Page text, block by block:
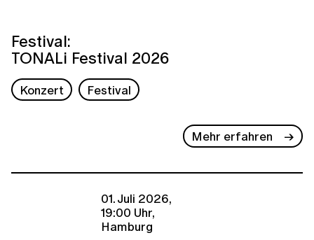
Festival:
TONALi Festival 2026
Konzert Festival
Mehr erfahren
01. Juli 2026,
19:00 Uhr,
Hamburg